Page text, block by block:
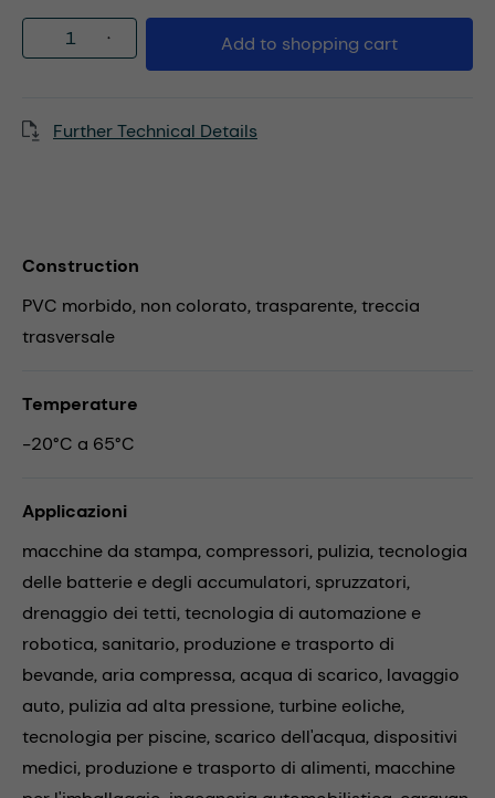
Product Quantity: Enter the desired
Add to shopping cart
Further Technical Details
Construction
PVC morbido, non colorato, trasparente, treccia
trasversale
Temperature
-20°C a 65°C
Applicazioni
macchine da stampa, compressori, pulizia,tecnologia
delle batterie e degli accumulatori, spruzzatori,
drenaggio dei tetti,tecnologia di automazione e
robotica, sanitario, produzione e trasporto di
bevande, aria compressa, acqua di scarico, lavaggio
auto, pulizia ad alta pressione,turbine eoliche,
tecnologia per piscine, scarico dell'acqua, dispositivi
medici, produzione e trasporto di alimenti, macchine